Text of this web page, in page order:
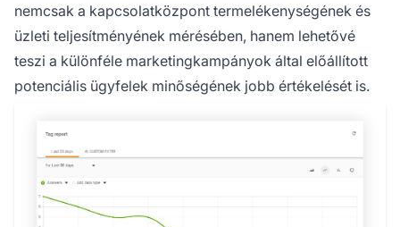
nemcsak a kapcsolatközpont termelékenységének és
üzleti teljesítményének mérésében, hanem lehetővé
teszi a különféle marketingkampányok által előállított
potenciális ügyfelek minőségének jobb értékelését is.